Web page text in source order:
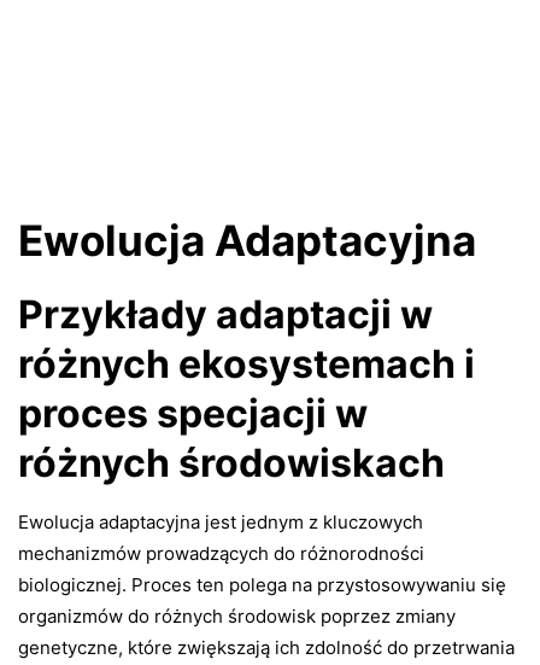
Ewolucja Adaptacyjna
Przykłady adaptacji w
różnych ekosystemach i
proces specjacji w
różnych środowiskach
Ewolucja adaptacyjna jest jednym z kluczowych
mechanizmów prowadzących do różnorodności
biologicznej. Proces ten polega na przystosowywaniu się
organizmów do różnych środowisk poprzez zmiany
genetyczne, które zwiększają ich zdolność do przetrwania